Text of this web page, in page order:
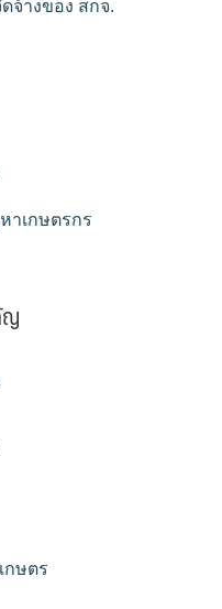
จ้างของ สกจ.
าเกษตรกร
ญ
กษตร